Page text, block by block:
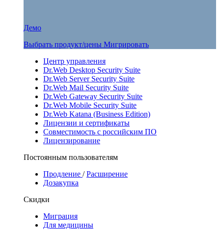
Демо
Выбрать продукт/цены Мигрировать
Центр управления
Dr.Web Desktop Security Suite
Dr.Web Server Security Suite
Dr.Web Mail Security Suite
Dr.Web Gateway Security Suite
Dr.Web Mobile Security Suite
Dr.Web Katana (Business Edition)
Лицензии и сертификаты
Совместимость с российским ПО
Лицензирование
Постоянным пользователям
Продление /Расширение
Дозакупка
Скидки
Миграция
Для медицины